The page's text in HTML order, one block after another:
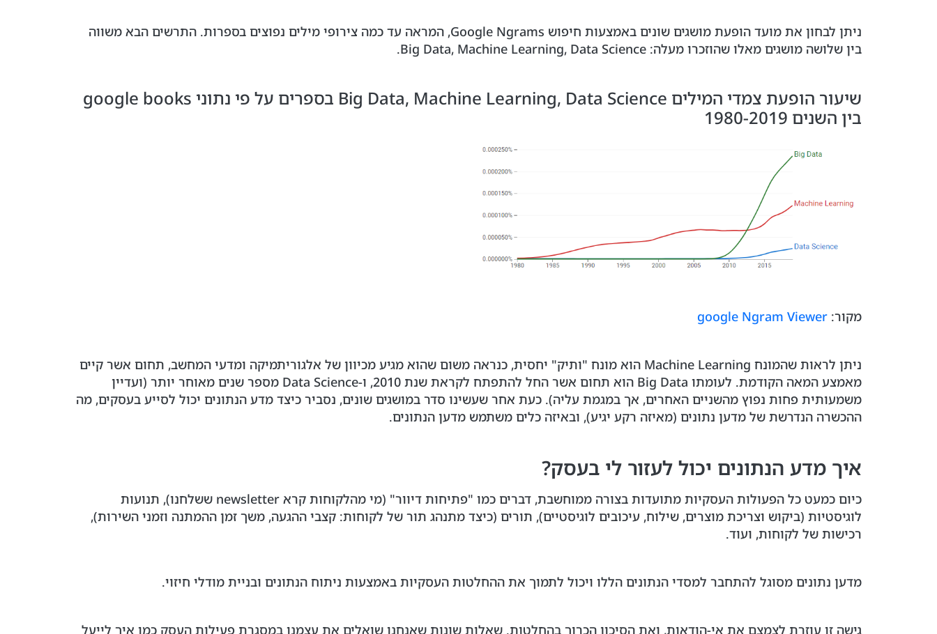
ניתן לבחון את מועד הופעת מושגים שונים באמצעות חיפוש Google Ngrams, המראה עד כמה צירופי מילים נפוצים בספרות. התרשים הבא משווה
בין שלושה מושגים מאלו שהוזכרו מעלה: Big Data, Machine Learning, Data Science.
שיעור הופעת צמדי המילים Big Data, Machine Learning, Data Science בספרים על פי נתוני google books
בין השנים 1980-2019
מקור: google Ngram Viewer
ניתן לראות שהמונח Machine Learning הוא מונח "ותיק" יחסית, כנראה משום שהוא מגיע מכיוון של אלגוריתמיקה ומדעי המחשב, תחום אשר קיים
מאמצע המאה הקודמת. לעומתו Big Data הוא תחום אשר החל להתפתח לקראת שנת 2010, ו-Data Science מספר שנים מאוחר יותר (ועדיין
משמעותית פחות נפוץ מהשניים האחרים, אך במגמת עליה). כעת אחר שעשינו סדר במושגים שונים, נסביר כיצד מדע הנתונים יכול לסייע בעסקים, מה
ההכשרה הנדרשת של מדען נתונים (מאיזה רקע יגיע), ובאיזה כלים משתמש מדען הנתונים.
איך מדע הנתונים יכול לעזור לי בעסק?
כיום כמעט כל הפעולות העסקיות מתועדות בצורה ממוחשבת, דברים כמו "פתיחות דיוור" (מי מהלקוחות קרא newsletter ששלחנו), תנועות
לוגיסטיות (ביקוש וצריכת מוצרים, שילוח, עיכובים לוגיסטיים), תורים (כיצד מתנהג תור של לקוחות: קצבי ההגעה, משך זמן ההמתנה וזמני השירות),
רכישות של לקוחות, ועוד.
מדען נתונים מסוגל להתחבר למסדי הנתונים הללו ויכול לתמוך את ההחלטות העסקיות באמצעות ניתוח הנתונים ובניית מודלי חיזוי.
גישה זו עוזרת לצמצם את אי-הודאות, ואת הסיכון הכרוך בהחלטות. שאלות שונות שאנחנו שואלים את עצמנו במסגרת פעילות העסק כמו איך לייעל